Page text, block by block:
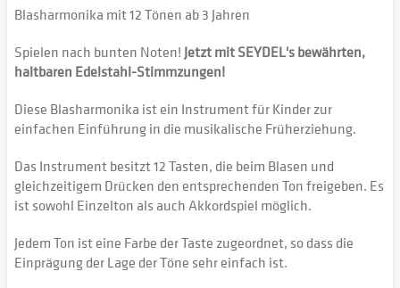
Blasharmonika mit 12 Tönen ab 3 Jahren
Spielen nach bunten Noten! Jetzt mit SEYDEL's bewährten,
haltbaren Edelstahl-Stimmzungen!
Diese Blasharmonika ist ein Instrument für Kinder zur
einfachen Einführung in die musikalische Früherziehung.
Das Instrument besitzt 12 Tasten, die beim Blasen und
gleichzeitigem Drücken den entsprechenden Ton freigeben. Es
ist sowohl Einzelton als auch Akkordspiel möglich.
Jedem Ton ist eine Farbe der Taste zugeordnet, so dass die
Einprägung der Lage der Töne sehr einfach ist.